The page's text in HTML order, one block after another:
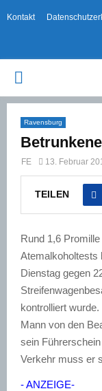
Kontakt
PRIMARY
MENU
Ravensburg
FE 13. Februar
TEILEN
Rund 1,6
Atemalkoholtests
Dienstag gegen
kontrolliert
Mann von den
sein
Verkehr muss er
- ANZEIGE-